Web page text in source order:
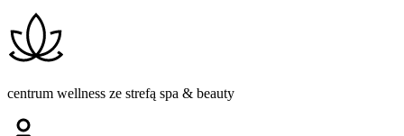
centrum wellness ze strefą spa & beauty